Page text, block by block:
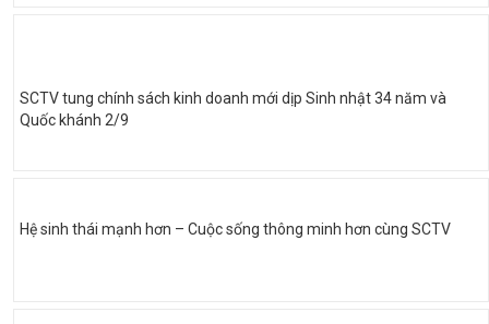
SCTV tung chính sách kinh doanh mới dịp Sinh nhật 34 năm và
Quốc khánh 2/9
Hệ sinh thái mạnh hơn – Cuộc sống thông minh hơn cùng SCTV